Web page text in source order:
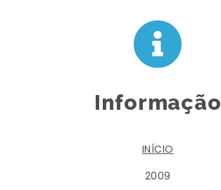
Informação
INÍCIO
2009